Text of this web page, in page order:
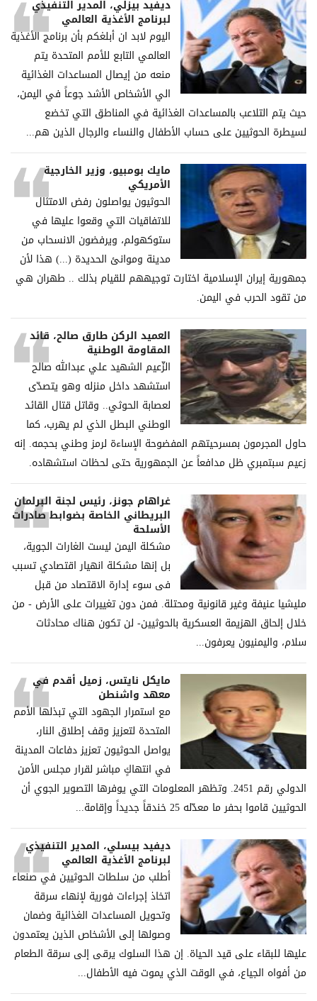
ديفيد بيزلي، المدير التنفيذي
لبرنامج الأغذية العالمي
اليوم لابد ان أبلغكم بأن برنامج الأغذية
العالمي التابع للأمم المتحدة يتم
منعه من إيصال المساعدات الغذائية
الي الأشخاص الأشد جوعاً في اليمن،
حيث يتم التلاعب بالمساعدات الغذائية في المناطق التي تخضع
لسيطرة الحوثيين على حساب الأطفال والنساء والرجال الذين هم...
مايك بومبيو، وزير الخارجية
الأمريكي
الحوثيون يواصلون رفض الامتثال
للاتفاقيات التي وقعوا عليها في
ستوكهولم، ويرفضون الانسحاب من
مدينة وموانئ الحديدة (...) هذا لأن
جمهورية إيران الإسلامية اختارت توجيههم للقيام بذلك .. طهران هي
من تقود الحرب في اليمن.
العميد الركن طارق صالح، قائد
المقاومة الوطنية
الزّعيم الشهيد علي عبدالله صالح
استشهد داخل منزله وهو يتصدّى
لعصابة الحوثي.. وقاتل قتال القائد
الوطني البطل الذي لم يهرب، كما
حاول المجرمون بمسرحيتهم المفضوحة الإساءة لرمز وطني بحجمه. إنه
زعيم سبتمبري ظل مدافعاً عن الجمهورية حتى لحظات استشهاده.
غراھام جونز، رئیس لجنة البرلمان
البریطاني الخاصة بضوابط صادرات
الأسلحة
مشكلة الیمن لیست الغارات الجویة،
بل إنھا مشكلة انھیار اقتصادي تسبب
فی سوء إدارة الاقتصاد من قبل
ملیشیا عنیفة وغیر قانونیة ومحتلة. فمن دون تغییرات على الأرض - من
خلال إلحاق الھزیمة العسكریة بالحوثیین- لن تكون ھناك محادثات
سلام، والیمنیون یعرفون...
مايكل نايتس، زميل أقدم في
معهد واشنطن
مع استمرار الجهود التي تبذلها الأمم
المتحدة لتعزيز وقف إطلاق النار،
يواصل الحوثيون تعزيز دفاعات المدينة
في انتهاكٍ مباشر لقرار مجلس الأمن
الدولي رقم 2451. وتظهر المعلومات التي يوفرها التصوير الجوي أن
الحوثيين قاموا بحفر ما معدّله 25 خندقاً جديداً وإقامة...
ديفيد بيسلي، المدير التنفيذي
لبرنامج الأغذية العالمي
أطلب من سلطات الحوثيين في صنعاء
اتخاذ إجراءات فورية لإنهاء سرقة
وتحويل المساعدات الغذائية وضمان
وصولها إلى الأشخاص الذين يعتمدون
عليها للبقاء على قيد الحياة. إن هذا السلوك يرقى إلى سرقة الطعام
من أفواه الجياع، في الوقت الذي يموت فيه الأطفال...